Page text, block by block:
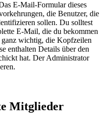
E-Mail-Formular dieses
die Benutzer, die
sollen. Du solltest
E-Mail, die du bekommen
wichtig, die Kopfzeilen
enthalten Details über den
hat. Der Administrator
Mitglieder